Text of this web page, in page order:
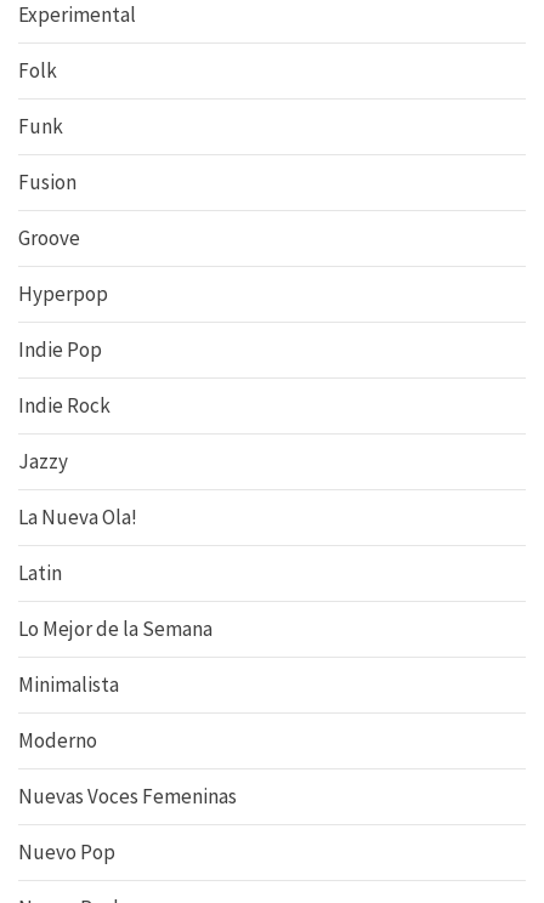
Experimental
Folk
Funk
Fusion
Groove
Hyperpop
Indie Pop
Indie Rock
Jazzy
La Nueva Ola!
Latin
Lo Mejor de la Semana
Minimalista
Moderno
Nuevas Voces Femeninas
Nuevo Pop